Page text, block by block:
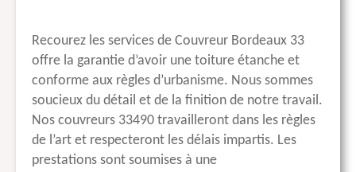
Recourez les services de Couvreur Bordeaux 33
offre la garantie d’avoir une toiture étanche et
conforme aux règles d’urbanisme. Nous sommes
soucieux du détail et de la finition de notre travail.
Nos couvreurs 33490 travailleront dans les règles
de l’art et respecteront les délais impartis. Les
prestations sont soumises à une